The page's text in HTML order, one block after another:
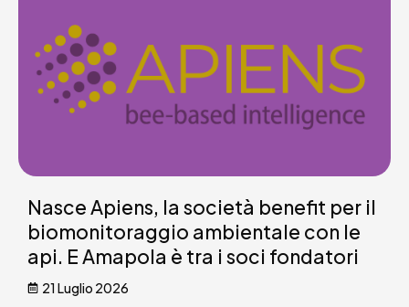
Nasce Apiens, la società benefit per il
biomonitoraggio ambientale con le
api. E Amapola è tra i soci fondatori
21 Luglio 2026